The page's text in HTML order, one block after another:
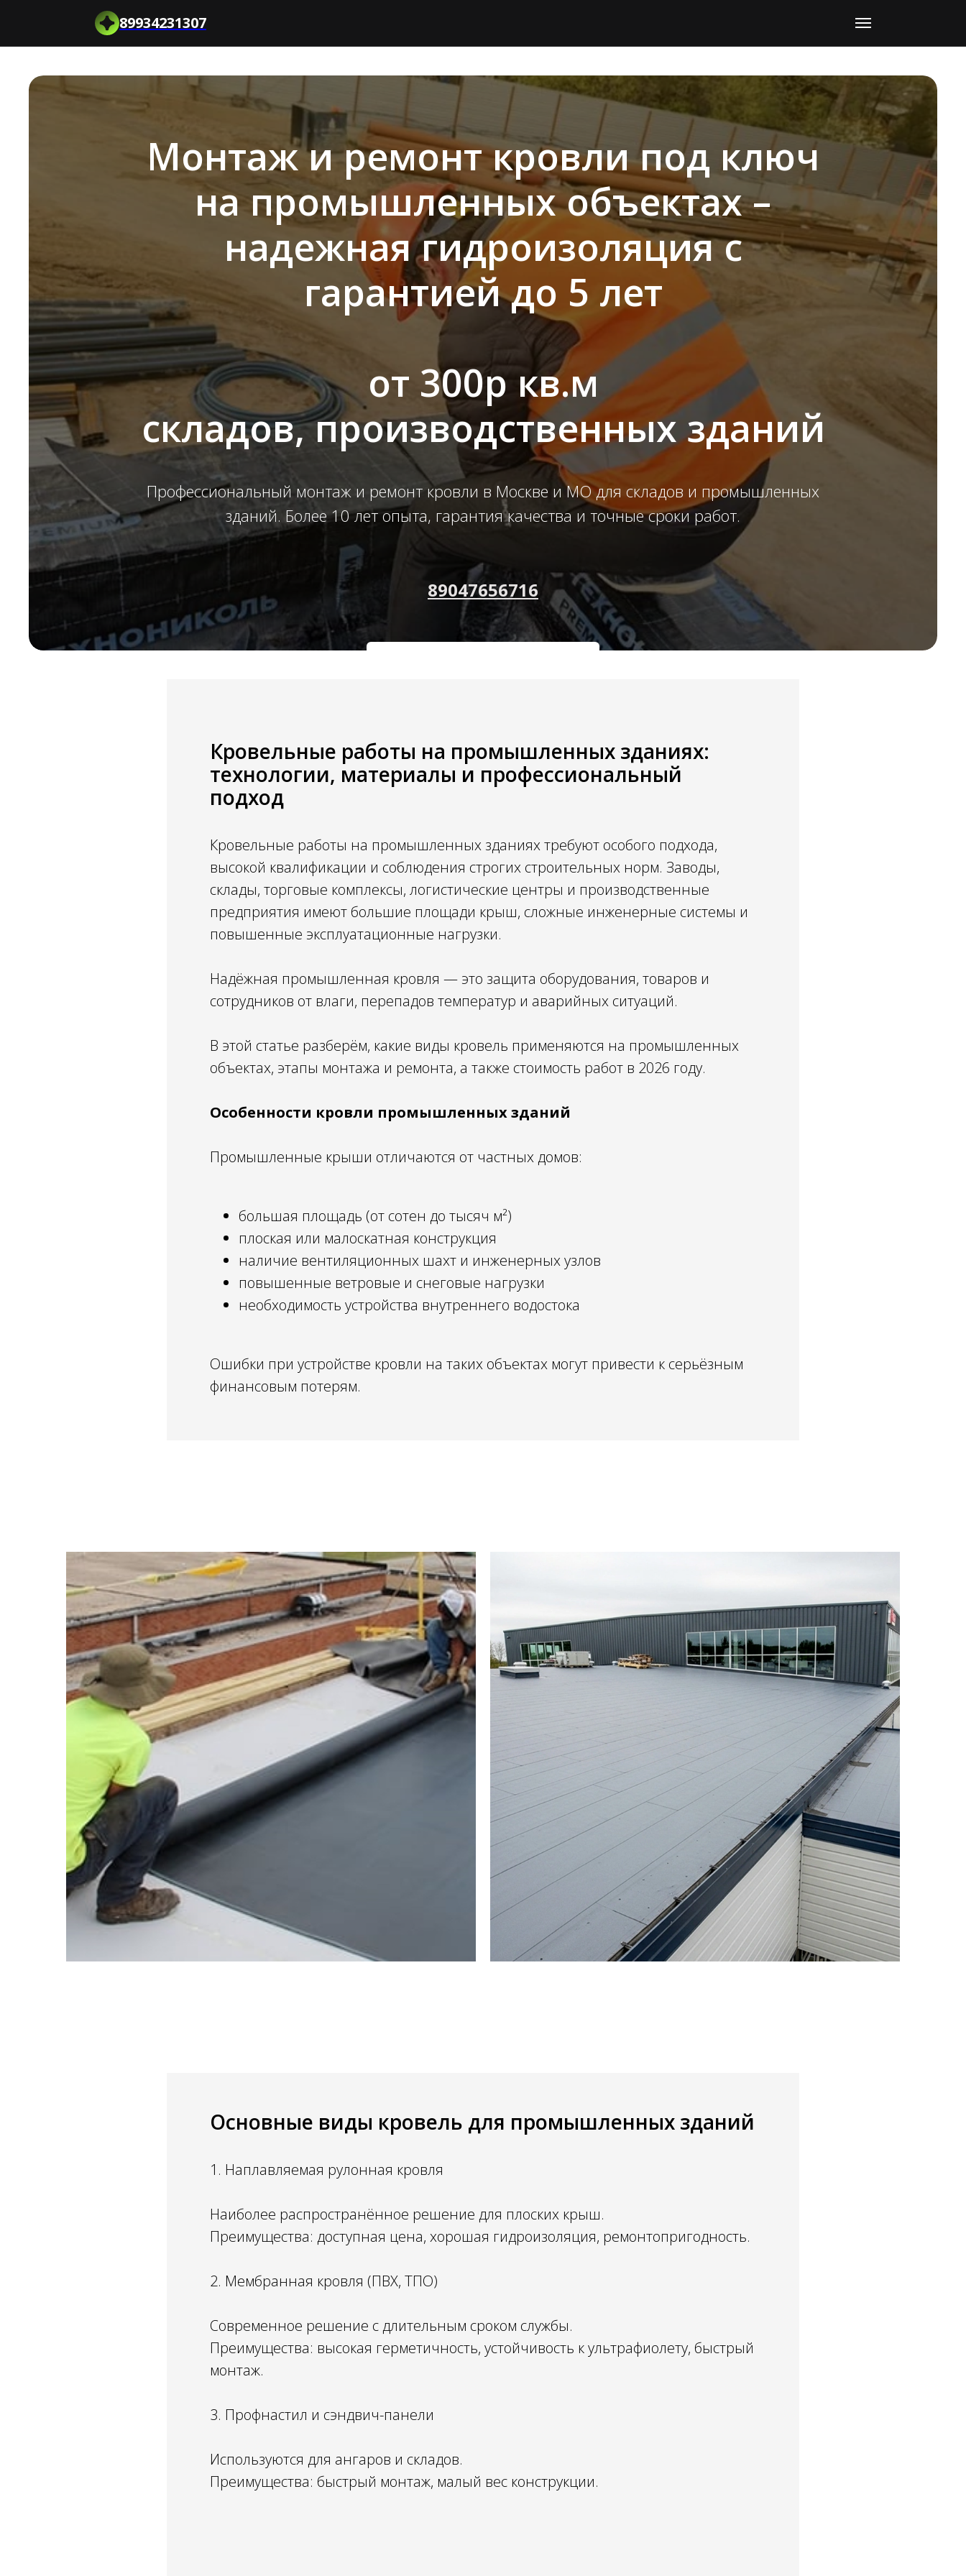
89934231307
Монтаж и ремонт кровли под ключ
на промышленных объектах –
надежная гидроизоляция с
гарантией до 5 лет
от 300р кв.м
складов, производственных зданий
Профессиональный монтаж и ремонт кровли в Москве и МО для складов и промышленных
зданий. Более 10 лет опыта, гарантия качества и точные сроки работ.
89047656716
Кровельные работы на промышленных зданиях:
технологии, материалы и профессиональный
подход
Кровельные работы на промышленных зданиях требуют особого подхода,
высокой квалификации и соблюдения строгих строительных норм. Заводы,
склады, торговые комплексы, логистические центры и производственные
предприятия имеют большие площади крыш, сложные инженерные системы и
повышенные эксплуатационные нагрузки.
Надёжная промышленная кровля — это защита оборудования, товаров и
сотрудников от влаги, перепадов температур и аварийных ситуаций.
В этой статье разберём, какие виды кровель применяются на промышленных
объектах, этапы монтажа и ремонта, а также стоимость работ в 2026 году.
Особенности кровли промышленных зданий
Промышленные крыши отличаются от частных домов:
большая площадь (от сотен до тысяч м²)
плоская или малоскатная конструкция
наличие вентиляционных шахт и инженерных узлов
повышенные ветровые и снеговые нагрузки
необходимость устройства внутреннего водостока
Ошибки при устройстве кровли на таких объектах могут привести к серьёзным
финансовым потерям.
Основные виды кровель для промышленных зданий
1. Наплавляемая рулонная кровля
Наиболее распространённое решение для плоских крыш.
Преимущества: доступная цена, хорошая гидроизоляция, ремонтопригодность.
2. Мембранная кровля (ПВХ, ТПО)
Современное решение с длительным сроком службы.
Преимущества: высокая герметичность, устойчивость к ультрафиолету, быстрый
монтаж.
3. Профнастил и сэндвич-панели
Используются для ангаров и складов.
Преимущества: быстрый монтаж, малый вес конструкции.